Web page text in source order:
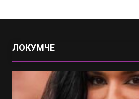
ЛОКУМЧЕ